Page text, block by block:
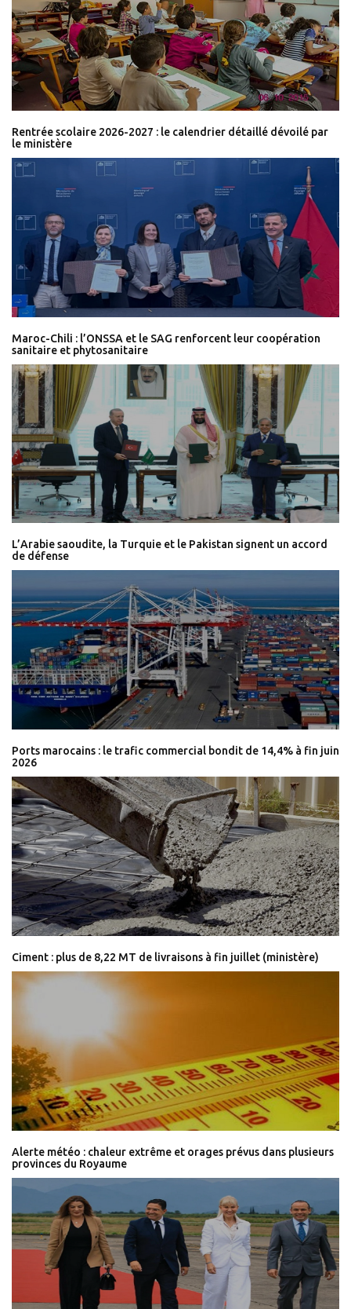
Rentrée scolaire 2026-2027 : le calendrier détaillé dévoilé par
le ministère
Maroc-Chili : l’ONSSA et le SAG renforcent leur coopération
sanitaire et phytosanitaire
L’Arabie saoudite, la Turquie et le Pakistan signent un accord
de défense
Ports marocains : le trafic commercial bondit de 14,4% à fin juin
2026
Ciment : plus de 8,22 MT de livraisons à fin juillet (ministère)
Alerte météo : chaleur extrême et orages prévus dans plusieurs
provinces du Royaume